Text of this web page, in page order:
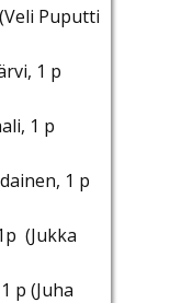
Puputti
1 p
1 p
1 p
(Jukka
p (Juha